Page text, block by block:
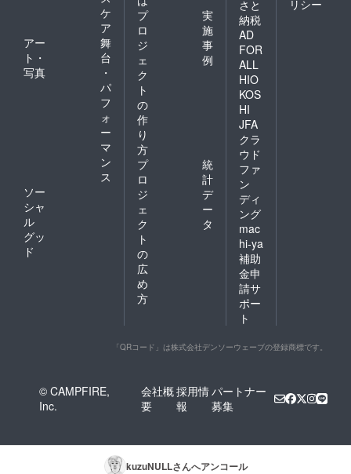
ケ
ア
アー
ト・
写真
舞
台
・
パ
フ
ォ
ー
マ
ン
ス
ソー
シャ
ル
グッ
ド
プ
ロ
ジ
ェ
ク
ト
の
作
り
方
実
施
事
例
プ
ロ
ジ
ェ
ク
ト
の
広
め
方
統
計
デ
ー
タ
さと
納税
AD
FOR
ALL
HIO
KOS
HI
JFA
クラ
ウド
ファ
ン
ディ
ング
mac
hi-ya
補助
金申
請サ
ポー
ト
リシー
「QRコード」は株式会社デンソーウェーブの登録商標です。
© CAMPFIRE,
Inc.
会社概
要
採用情
報
パートナー
募集
kuzuNULLさんへアンコール